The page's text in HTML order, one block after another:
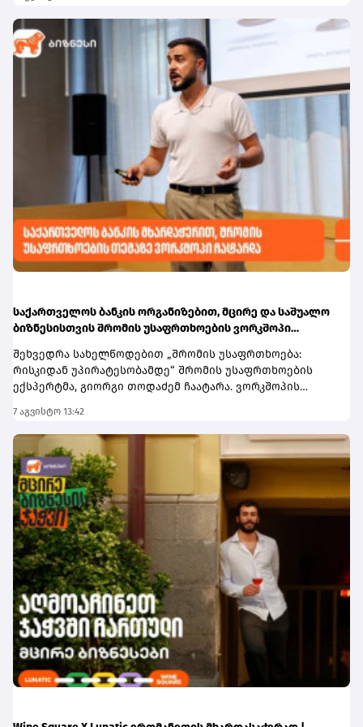
საქართველოს საფინანსო სექტორის მდგრადობას. მათი
შეფასებით, საბანკო სისტემა რჩება კარგად
კაპიტალიზებული, მაღალლიკვიდური და მომგებიანი.
ამასთან, ეროვნული ბანკის ეფექტიანი
მაკროპრუდენციული და საზედამხედველო პოლიტიკა
მნიშვნელოვან როლს ასრულებს ფინანსური
სტაბილურობის განმტკიცებაში, საბანკო სექტორის
მდგრადობის გაძლიერებასა და ფინანსური
დოლარიზაციის შემდგომ შემცირებაში. სარეიტინგო
სააგენტოს შეფასებით, საქართველოს საბანკო
რეგულირების ჩარჩო ფართოდ შეესაბამება
საერთაშორისო სტანდარტებს.
მიიღებენ.შეღავათიანი ტარიფით სარგებლობა
შეუძლიათ იმ მოსწავლეებსა და სტუდენტებს,
რომლებსაც აქვთ შესაბამისი აქტიური სტატუსი და
ფლობენ საქართველოს ბანკის sCool Card ან Student Card.
ბარათების მფლობელებისთვის შეღავათი პირველი
სექტემბრიდან ავტომატურად
გააქტიურდება.ინფორმაციისთვის, ქუთაისის უმაღლეს
სასწავლებლებში წელს ჩარიცხული სტუდენტები
შეღავათიანი ტარიფით სარგებლობას სტუდენტური
სტატუსის გააქტიურებისთანავე
შეძლებენ.მომხმარებლებს, რომლებსაც საქართველოს
ბანკის sCool Card ან Student Card ჯერ არ აქვთ, მისი
შეკვეთა, ონლაინ, მარტივად, რამდენიმე წამში
მობილბანკიდანდა sCoolApp-დან არის
შესაძლებელი.დამატებითი ინფორმაციის მისაღებად
ეწვიეთ ბმულს.
საქართველოს ბანკის ორგანიზებით, მცირე და საშუალო
ბიზნესისთვის შრომის უსაფრთხოების ვორკშოპი
შეხვედრა სახელწოდებით „შრომის უსაფრთხოება:
რისკიდან უპირატესობამდე“ შრომის უსაფრთხოების
ექსპერტმა, გიორგი თოდაძემ ჩაატარა. ვორკშოპის
იმის შესახებ, თუ როგორ იქცევა უსაფრთხოების
სტანდარტების დანერგვა ბიზნესის მდგრადი
განვითარების, ფინანსური სტაბილურობისა და
რეპუტაციის გაძლიერების ინსტრუმენტად.ღონისძიებაზე
განხილული იყო ისეთი მნიშვნელოვანი საკითხები,
როგორიცაა უსაფრთხოების ეკონომიკა და ინვესტიციის
უკუგება (ROI); როგორ გადაიქცეს უსაფრთხოება ბიზნესის
სტრატეგიულ უპირატესობად; თანამშრომელთა
რესურსების მართვა; ლიდერის როლი უსაფრთხოების
კულტურის ჩამოყალიბებაში და ნდობაზე დაფუძნებული
სამუშაო გარემოს შექმნა.მონაწილეებმა ასევე მიიღეს
პრაქტიკული რეკომენდაციები კრიზისების მართვისა და
ბიზნესის უწყვეტობის დაგეგმვის (BCP) მიმართულებით -
როგორ მოემზადონ კომპანიები ფორსმაჟორული
სიტუაციებისთვის და შეამცირონ შესაძლო ფინანსური
თუ ოპერაციული რისკები.„საქართველოს ბანკი მცირე და
საშუალო ბიზნესის მხარდასაჭერად მუდმივად ქმნის
7 აგვისტო 13:42